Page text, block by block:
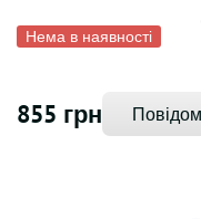
Нема в наявності
855 грн